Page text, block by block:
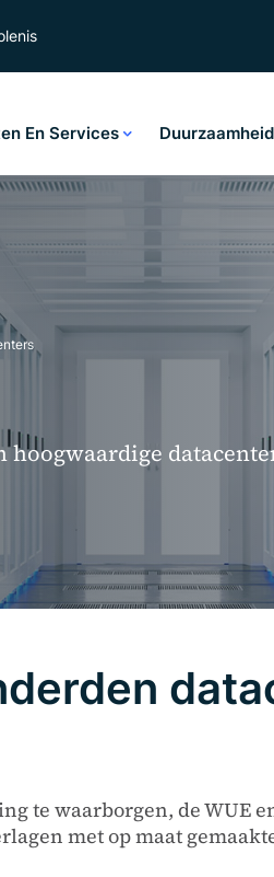
En Services Duurzaamheid
te waarborgen, de WUE
met op maat